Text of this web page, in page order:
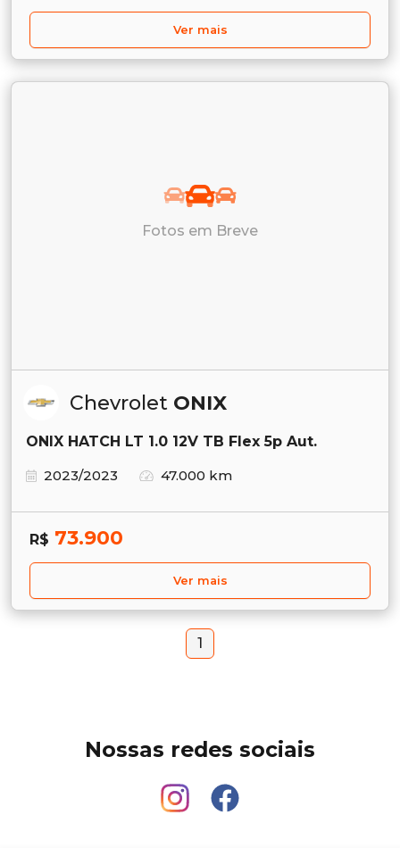
Ver mais
Fotos em Breve
Chevrolet ONIX
ONIX HATCH LT 1.0 12V TB Flex 5p Aut.
2023/2023
47.000 km
R$ 73.900
Ver mais
1
Nossas redes sociais